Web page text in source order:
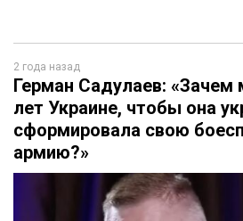
2 года назад
Герман Садулаев: «Зачем
лет Украине, чтобы она
сформировала свою
армию?»